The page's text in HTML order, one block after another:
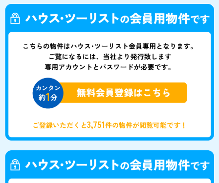
ご登録いただくと3,751件の物件が閲覧可能です！